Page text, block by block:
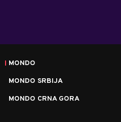
MONDO
MONDO SRBIJA
MONDO CRNA GORA